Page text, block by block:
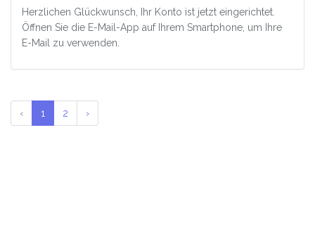
Herzlichen Glückwunsch, Ihr Konto ist jetzt eingerichtet.
Öffnen Sie die E-Mail-App auf Ihrem Smartphone, um Ihre
E-Mail zu verwenden.
‹ 1 2 ›